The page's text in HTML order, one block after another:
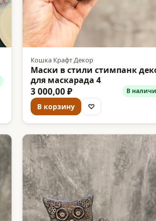
Кошка Крафт Декор
Маски в стили стимпанк
для маскарада 4
3 000,00 ₽ В
В корзину ♡